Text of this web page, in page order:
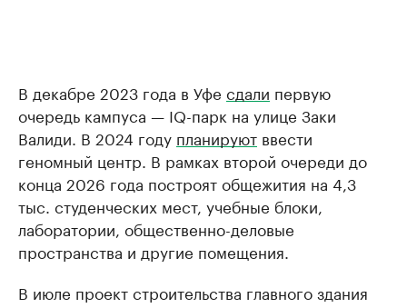
В декабре 2023 года в Уфе сдали первую
очередь кампуса — IQ-парк на улице Заки
Валиди. В 2024 году планируют ввести
геномный центр. В рамках второй очереди до
конца 2026 года построят общежития на 4,3
тыс. студенческих мест, учебные блоки,
лаборатории, общественно-деловые
пространства и другие помещения.
В июле проект строительства главного здания